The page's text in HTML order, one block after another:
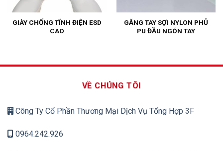
GIÀY CHỐNG TĨNH ĐIỆN ESD
CAO
GĂNG TAY SỢI NYLON PHỦ
PU ĐẦU NGÓN TAY
VỀ CHÚNG TÔI
Công Ty Cổ Phần Thương Mại Dịch Vụ Tổng Hợp 3F
0964.242.926